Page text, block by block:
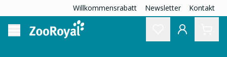
Willkommensrabatt Newsletter Kontakt